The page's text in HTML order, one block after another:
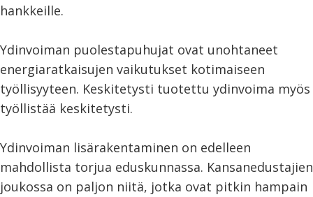
hankkeille.
Ydinvoiman puolestapuhujat ovat unohtaneet
energiaratkaisujen vaikutukset kotimaiseen
työllisyyteen. Keskitetysti tuotettu ydinvoima myös
työllistää keskitetysti.
Ydinvoiman lisärakentaminen on edelleen
mahdollista torjua eduskunnassa. Kansanedustajien
joukossa on paljon niitä, jotka ovat pitkin hampain